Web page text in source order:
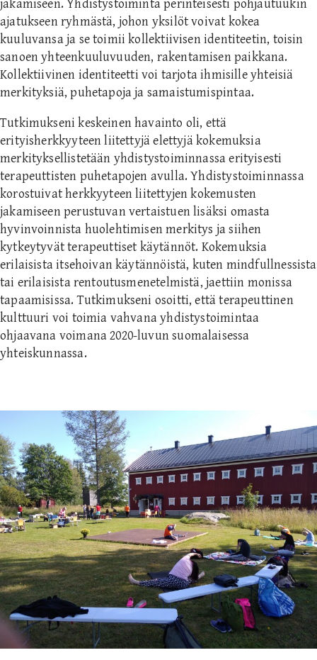
jakamiseen. Yhdistystoiminta perinteisesti pohjautuukin
ajatukseen ryhmästä, johon yksilöt voivat kokea
kuuluvansa ja se toimii kollektiivisen identiteetin, toisin
sanoen yhteenkuuluvuuden, rakentamisen paikkana.
Kollektiivinen identiteetti voi tarjota ihmisille yhteisiä
merkityksiä, puhetapoja ja samaistumispintaa.
Tutkimukseni keskeinen havainto oli, että
erityisherkkyyteen liitettyjä elettyjä kokemuksia
merkityksellistetään yhdistystoiminnassa erityisesti
terapeuttisten puhetapojen avulla. Yhdistystoiminnassa
korostuivat herkkyyteen liitettyjen kokemusten
jakamiseen perustuvan vertaistuen lisäksi omasta
hyvinvoinnista huolehtimisen merkitys ja siihen
kytkeytyvät terapeuttiset käytännöt. Kokemuksia
erilaisista itsehoivan käytännöistä, kuten mindfullnessista
tai erilaisista rentoutusmenetelmistä, jaettiin monissa
tapaamisissa. Tutkimukseni osoitti, että terapeuttinen
kulttuuri voi toimia vahvana yhdistystoimintaa
ohjaavana voimana 2020-luvun suomalaisessa
yhteiskunnassa.